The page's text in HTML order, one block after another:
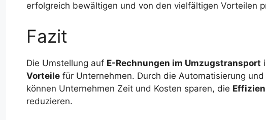
erfolgreich bewältigen und von den vielfältigen Vorteilen
Fazit
Die Umstellung auf E-Rechnungen im Umzugstransport
Vorteile für Unternehmen. Durch die Automatisierung
können Unternehmen Zeit und Kosten sparen, die
reduzieren.